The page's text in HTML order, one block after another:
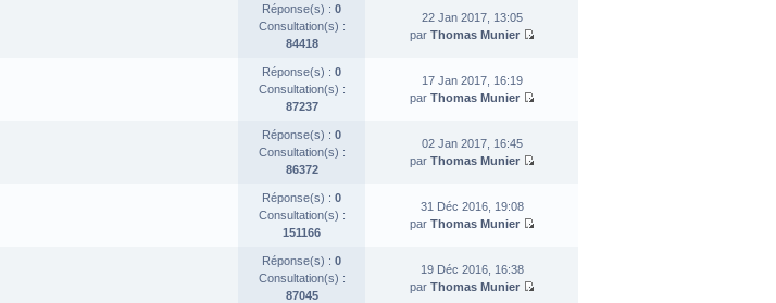
Réponse(s) : 0
Consultation(s) :
84418
22 Jan 2017, 13:05
par Thomas Munier
Réponse(s) : 0
Consultation(s) :
87237
17 Jan 2017, 16:19
par Thomas Munier
Réponse(s) : 0
Consultation(s) :
86372
02 Jan 2017, 16:45
par Thomas Munier
Réponse(s) : 0
Consultation(s) :
151166
31 Déc 2016, 19:08
par Thomas Munier
Réponse(s) : 0
Consultation(s) :
87045
19 Déc 2016, 16:38
par Thomas Munier